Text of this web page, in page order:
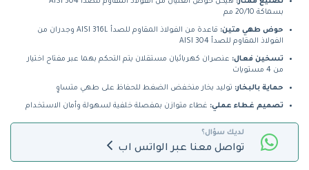
بسماكة 20/10 مم
حوض طهي متين:
قاعدة من الفولاذ المقاوم للصدأ AISI 316L وجدران من
الفولاذ المقاوم للصدأ AISI 304
تسخين فعال: عنصران كهربائيان مستقلان يتم التحكم بهما عبر مفتاح اختيار
من 4 مستويات
حماية بالبخار: توليد بخار منخفض الضغط للحفاظ على طهي متساوٍ
تصميم غطاء عملي: غطاء متوازن بمفصلة خلفية لسهولة وأمان الاستخدام
لديك سؤال؟
تواصل معنا عبر الواتس اب